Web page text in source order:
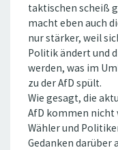
taktischen scheiß
macht eben auch
nur stärker, weil
Politik ändert und
werden, was im
zu der AfD spült.
Wie gesagt, die
AfD kommen nicht
Wähler und
Gedanken darüber